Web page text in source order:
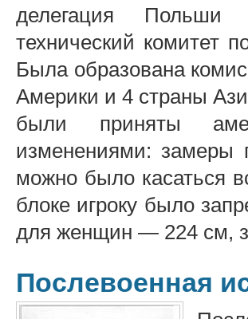
делегация Польши
технический комитет
Была образована
Америки и 4 страны
были приняты
изменениями: замеры
можно было касаться
блоке игроку было
для женщин — 224 см,
Послевоенная